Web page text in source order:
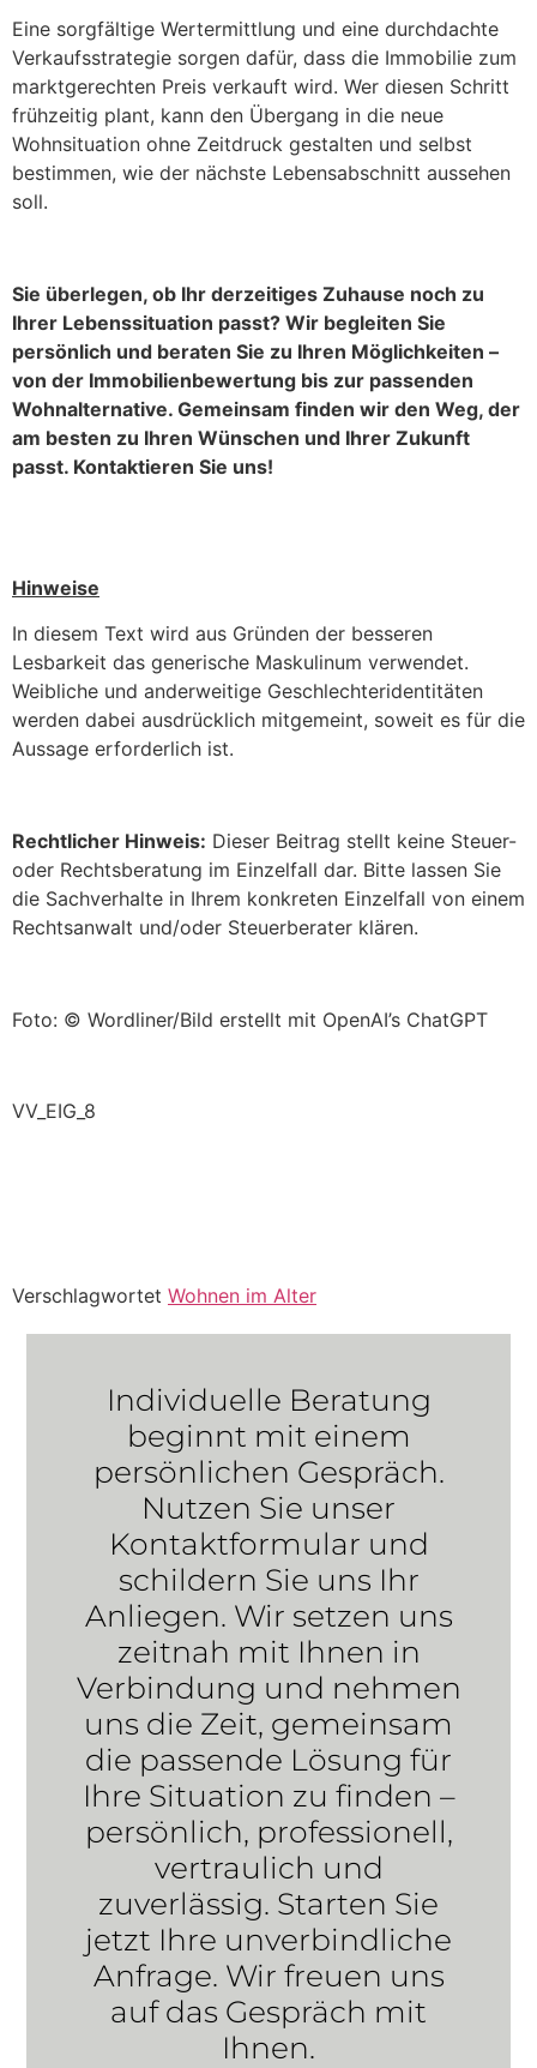
Eine sorgfältige Wertermittlung und eine durchdachte
Verkaufsstrategie sorgen dafür, dass die Immobilie zum
marktgerechten Preis verkauft wird. Wer diesen Schritt
frühzeitig plant, kann den Übergang in die neue
Wohnsituation ohne Zeitdruck gestalten und selbst
bestimmen, wie der nächste Lebensabschnitt aussehen
soll.
Sie überlegen, ob Ihr derzeitiges Zuhause noch zu
Ihrer Lebenssituation passt? Wir begleiten Sie
persönlich und beraten Sie zu Ihren Möglichkeiten –
von der Immobilienbewertung bis zur passenden
Wohnalternative. Gemeinsam finden wir den Weg, der
am besten zu Ihren Wünschen und Ihrer Zukunft
passt. Kontaktieren Sie uns!
Hinweise
In diesem Text wird aus Gründen der besseren
Lesbarkeit das generische Maskulinum verwendet.
Weibliche und anderweitige Geschlechteridentitäten
werden dabei ausdrücklich mitgemeint, soweit es für die
Aussage erforderlich ist.
Rechtlicher Hinweis: Dieser Beitrag stellt keine Steuer-
oder Rechtsberatung im Einzelfall dar. Bitte lassen Sie
die Sachverhalte in Ihrem konkreten Einzelfall von einem
Rechtsanwalt und/oder Steuerberater klären.
Foto: © Wordliner/Bild erstellt mit OpenAI’s ChatGPT
VV_EIG_8
Verschlagwortet Wohnen im Alter
Individuelle Beratung
beginnt mit einem
persönlichen Gespräch.
Nutzen Sie unser
Kontaktformular und
schildern Sie uns Ihr
Anliegen. Wir setzen uns
zeitnah mit Ihnen in
Verbindung und nehmen
uns die Zeit, gemeinsam
die passende Lösung für
Ihre Situation zu finden –
persönlich, professionell,
vertraulich und
zuverlässig. Starten Sie
jetzt Ihre unverbindliche
Anfrage. Wir freuen uns
auf das Gespräch mit
Ihnen.